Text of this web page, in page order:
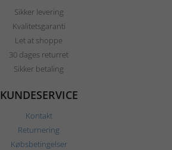
Sikker levering
Kvalitetsgaranti
Let at shoppe
30 dages returret
Sikker betaling
KUNDESERVICE
Kontakt
Returnering
Købsbetingelser